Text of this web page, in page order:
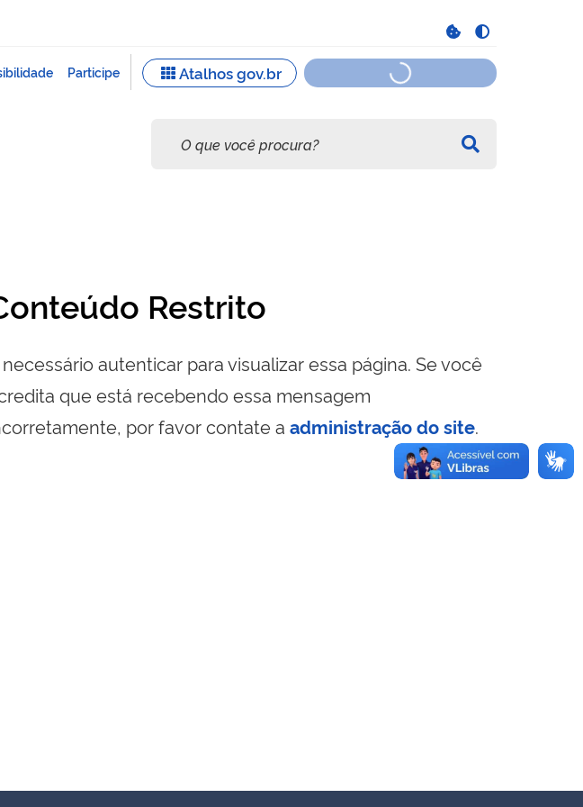
Restrito
necessário autenticar para visualizar essa página. Se você
que está recebendo essa mensagem
por favor contate a administração do site.